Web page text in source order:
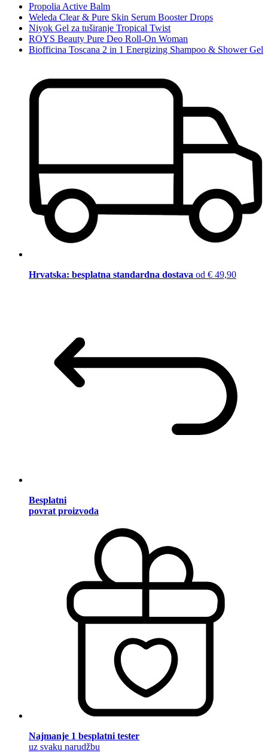
Propolia Active Balm
Weleda Clear & Pure Skin Serum Booster Drops
Niyok Gel za tuširanje Tropical Twist
ROYS Beauty Pure Deo Roll-On Woman
Biofficina Toscana 2 in 1 Energizing Shampoo & Shower Gel
Hrvatska: besplatna standardna dostava od € 49,90
Besplatni
povrat proizvoda
Najmanje 1 besplatni tester
uz svaku narudžbu